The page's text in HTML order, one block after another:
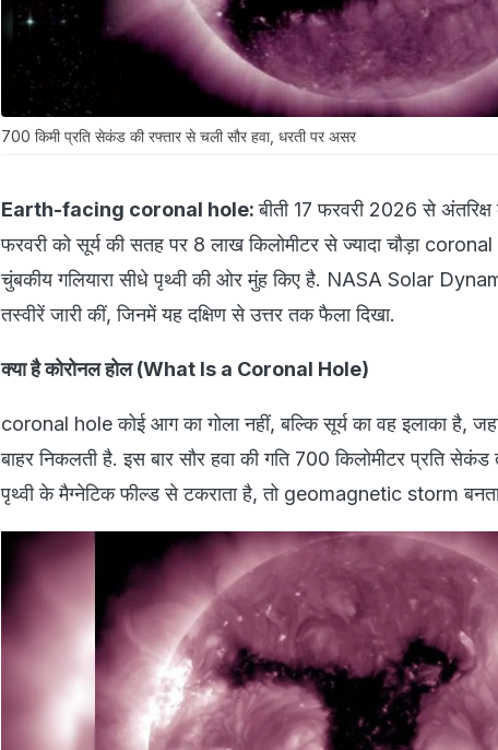
700 किमी प्रति सेकंड की रफ्तार से चली सौर हवा, धरती पर असर
Earth-facing coronal hole:बीती 17 फरवरी 2026 से
फरवरी को सूर्य की सतह पर 8 लाख किलोमीटर से ज्यादा चौड़ा
चुंबकीय गलियारा सीधे पृथ्वी की ओर मुंह किए है. NASA Solar
तस्वीरें जारी कीं, जिनमें यह दक्षिण से उत्तर तक फैला दिखा.
क्या है कोरोनल होल (What Is a Coronal Hole)
coronal hole कोई आग का गोला नहीं, बल्कि सूर्य का वह इलाका है,
बाहर निकलती है. इस बार सौर हवा की गति 700 किलोमीटर प्रति
पृथ्वी के मैग्नेटिक फील्ड से टकराता है, तो geomagnetic storm